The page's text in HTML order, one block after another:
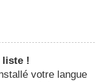
liste !
votre langue